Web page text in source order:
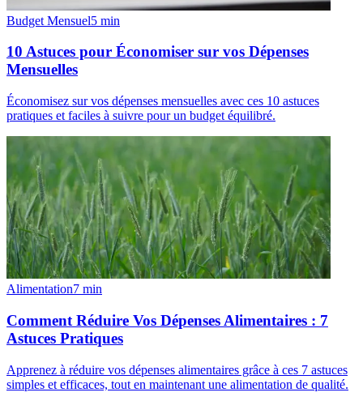
Budget Mensuel5 min
10 Astuces pour Économiser sur vos Dépenses
Mensuelles
Économisez sur vos dépenses mensuelles avec ces 10 astuces
pratiques et faciles à suivre pour un budget équilibré.
Alimentation7 min
Comment Réduire Vos Dépenses Alimentaires : 7
Astuces Pratiques
Apprenez à réduire vos dépenses alimentaires grâce à ces 7 astuces
simples et efficaces, tout en maintenant une alimentation de qualité.